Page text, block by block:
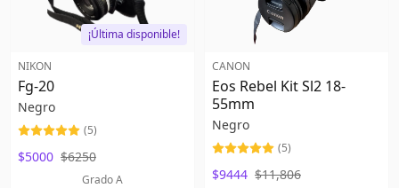
¡Última disponible!
NIKON
Fg-20
Negro
(5)
$5000 $6250
Grado A
CANON
Eos Rebel Kit Sl2 18-
55mm
Negro
(5)
$9444 $11,806